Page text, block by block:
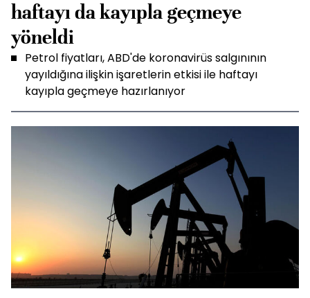
haftayı da kayıpla geçmeye
yöneldi
Petrol fiyatları, ABD'de koronavirüs salgınının
yayıldığına ilişkin işaretlerin etkisi ile haftayı
kayıpla geçmeye hazırlanıyor